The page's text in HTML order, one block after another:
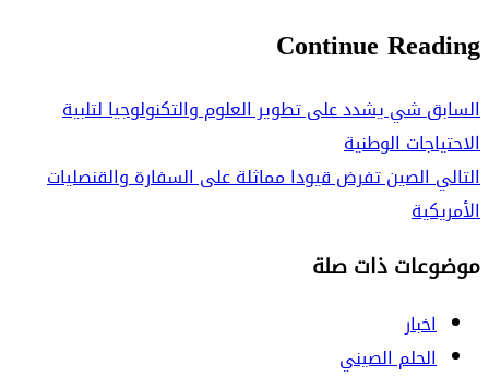
Continue Reading
السابقشي يشدد على تطوير العلوم والتكنولوجيا لتلبية
الاحتياجات الوطنية
التاليالصين تفرض قيودا مماثلة على السفارة والقنصليات
الأمريكية
موضوعات ذات صلة
اخبار
الحلم الصيني